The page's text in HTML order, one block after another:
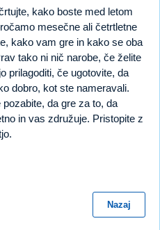
kako boste med letom
mesečne ali četrtletne
kako vam gre in kako se oba
tako ni nič narobe, če želite
prilagoditi, če ugotovite, da
dobro, kot ste nameravali.
da gre za to, da
in vas združuje. Pristopite z
Nazaj